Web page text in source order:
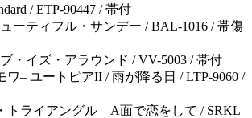
/ ETP-90447 / 帯付
ューティフル・サンデー / BAL-1016 / 帯傷
ブ・イズ・アラウンド / VV-5003 / 帯付
ワ– ユートピアII / 雨が降る日 / LTP-9060 /
トライアングル – A面で恋をして / SRKL